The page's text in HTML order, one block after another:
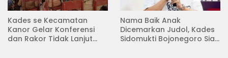
Kades se Kecamatan
Kanor Gelar Konferensi
dan Rakor Tidak Lanjut
Nama Baik Anak
Dicemarkan Judol, Kades
Sidomukti Bojonegoro Siap